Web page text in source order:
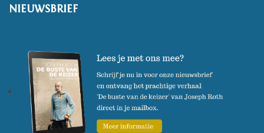
NIEUWSBRIEF